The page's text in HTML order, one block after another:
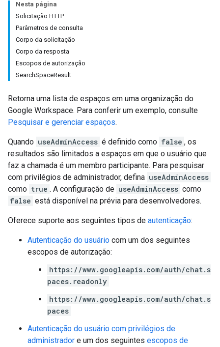
Nesta página
Solicitação HTTP
Parâmetros de consulta
Corpo da solicitação
Corpo da resposta
Escopos de autorização
SearchSpaceResult
Retorna uma lista de espaços em uma organização do
Google Workspace. Para conferir um exemplo, consulte
Pesquisar e gerenciar espaços.
Quando useAdminAccess é definido como false , os
resultados são limitados a espaços em que o usuário que
faz a chamada é um membro participante. Para pesquisar
com privilégios de administrador, defina useAdminAccess
como true . A configuração de useAdminAccess como
false está disponível na prévia para desenvolvedores.
Oferece suporte aos seguintes tipos de autenticação:
Autenticação do usuário com um dos seguintes
escopos de autorização:
https://www.googleapis.com/auth/chat.s
paces.readonly
https://www.googleapis.com/auth/chat.s
paces
Autenticação do usuário com privilégios de
administrador e um dos seguintes escopos de